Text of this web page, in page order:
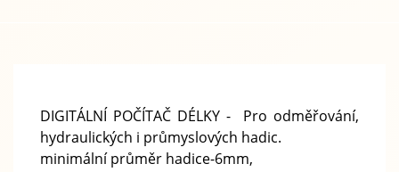
DIGITÁLNÍ POČÍTAČ DÉLKY - Pro odměřování,
hydraulických i průmyslových hadic.
minimální průměr hadice-6mm,